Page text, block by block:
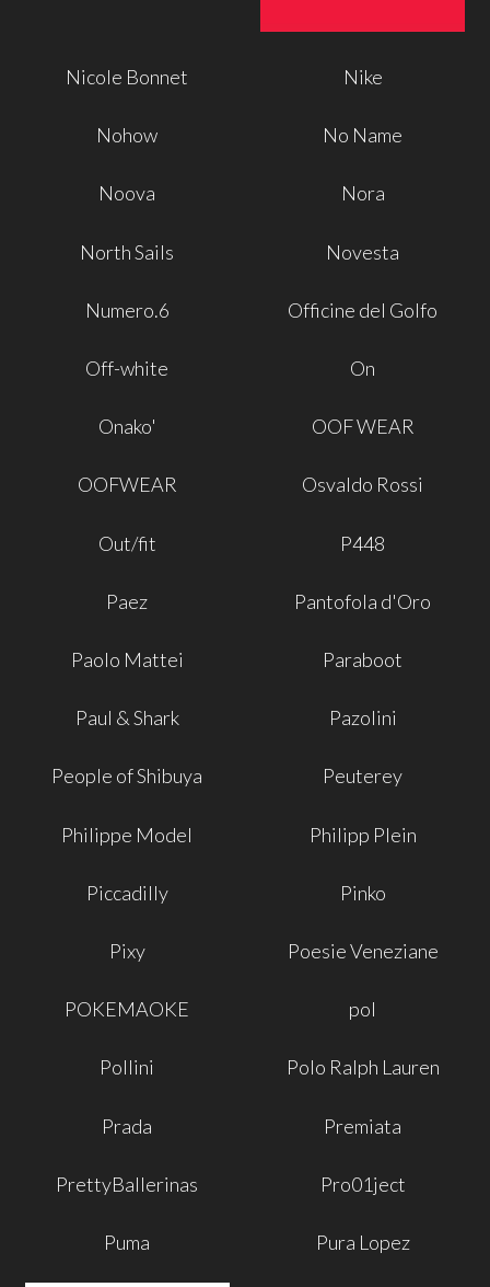
Nicole Bonnet Nike
Nohow No Name
Noova Nora
North Sails Novesta
Numero.6 Officine del Golfo
Off-white On
Onako' OOF WEAR
OOFWEAR Osvaldo Rossi
Out/fit P448
Paez Pantofola d'Oro
Paolo Mattei Paraboot
Paul & Shark Pazolini
People of Shibuya Peuterey
Philippe Model Philipp Plein
Piccadilly Pinko
Pixy Poesie Veneziane
POKEMAOKE pol
Pollini Polo Ralph Lauren
Prada Premiata
PrettyBallerinas Pro01ject
Puma Pura Lopez